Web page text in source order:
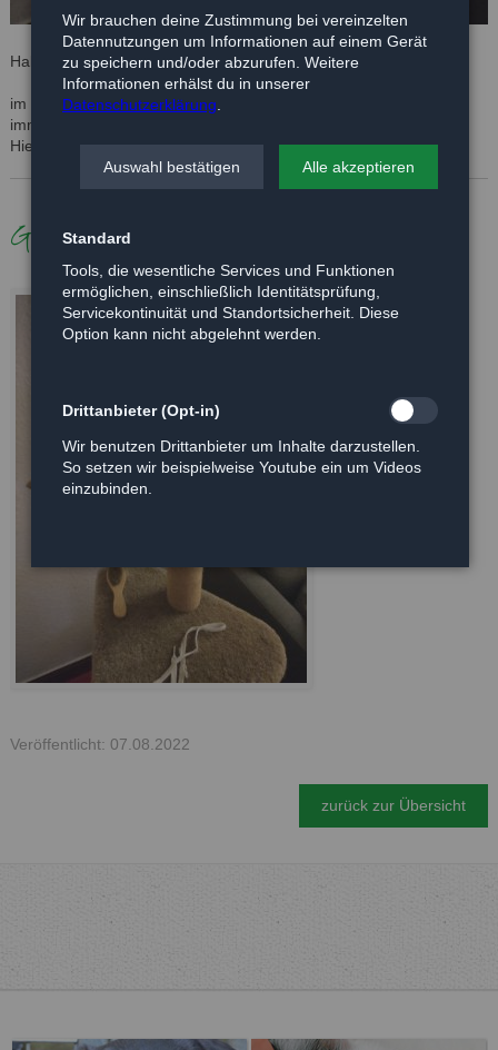
Hallo,
im Januar 2020 haben wir die süße Trixie adoptiert und sie ist
immer noch sehr zufrieden und glücklich bei uns. :)
Hier noch ein Foto für die Website.
Galerie
Veröffentlicht: 07.08.2022
zurück zur Übersicht
Wir brauchen deine Zustimmung bei vereinzelten
Datennutzungen um Informationen auf einem Gerät
zu speichern und/oder abzurufen. Weitere
Informationen erhälst du in unserer
Datenschutzerklärung
Auswahl bestätigen Alle akzeptieren
Standard
Tools, die wesentliche Services und Funktionen
ermöglichen, einschließlich Identitätsprüfung,
Servicekontinuität und Standortsicherheit. Diese
Option kann nicht abgelehnt werden.
Drittanbieter (Opt-in)
Wir benutzen Drittanbieter um Inhalte darzustellen.
So setzen wir beispielweise Youtube ein um Videos
einzubinden.